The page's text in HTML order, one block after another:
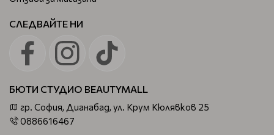
СЛЕДВАЙТЕ НИ
БЮТИ СТУДИО BEAUTYMALL
гр. София, Дианабад, ул. Крум Кюлявков 25
0886616467